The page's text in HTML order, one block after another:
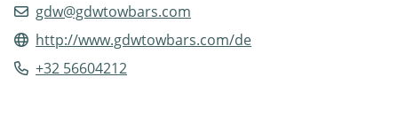
gdw@gdwtowbars.com
http://www.gdwtowbars.com/de
+32 56604212